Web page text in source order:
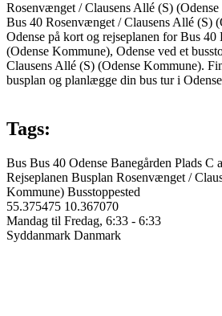
Rosenvænget / Clausens Allé (S)
Bus 40 Rosenvænget / Clausens Allé (S)
Odense på kort og rejseplanen for Bus 40
(Odense Kommune), Odense ved et
Clausens Allé (S) (Odense Kommune).
busplan og planlægge din bus tur i
Tags:
Bus Bus 40 Odense Banegården Plads C
Rejseplanen Busplan Rosenvænget /
Kommune) Busstoppested
55.375475 10.367070
Mandag til Fredag, 6:33 - 6:33
Syddanmark Danmark